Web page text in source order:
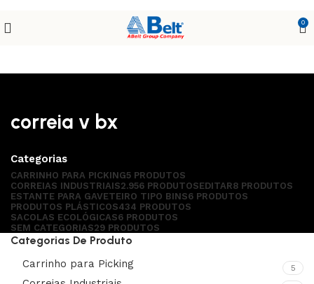
0
correia v bx
Categorias
CARRINHO PARA PICKING5 PRODUTOS
CORREIAS INDUSTRIAIS2.956 PRODUTOSEDITAR8 PRODUTOS
ESTANTE PARA GAVETEIRO TIPO BINS6 PRODUTOS
PRODUTOS PLÁSTICOS434 PRODUTOS
SACOLAS ECOLÓGICAS6 PRODUTOS
SEM CATEGORIAS29 PRODUTOS
Categorias De Produto
Carrinho para Picking 5